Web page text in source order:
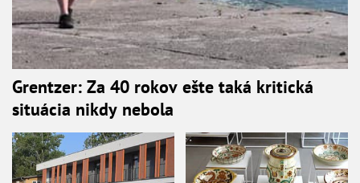
Grentzer: Za 40 rokov ešte taká kritická
situácia nikdy nebola